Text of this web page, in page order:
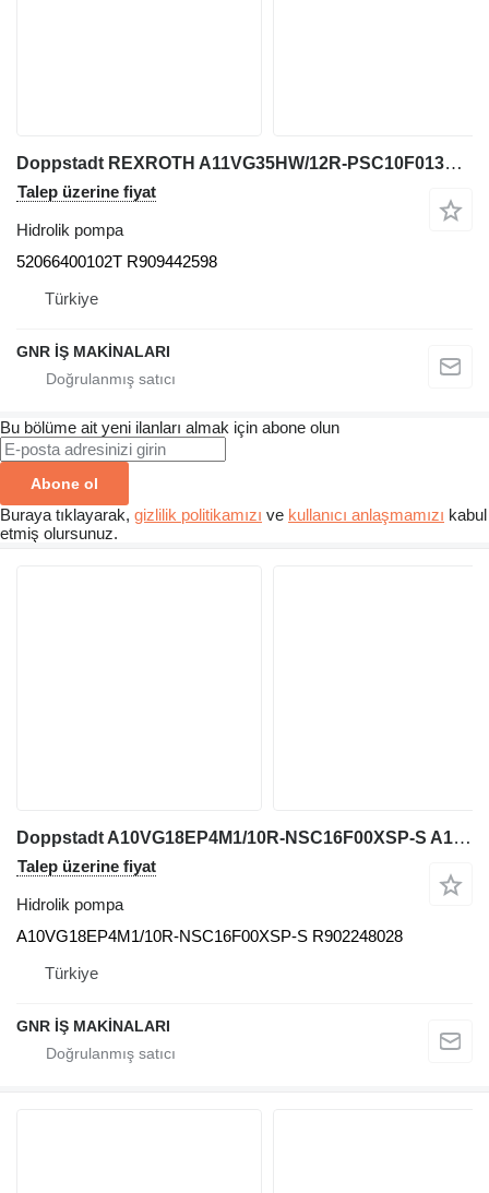
Doppstadt REXROTH A11VG35HW/12R-PSC10F013D 52066400102T R909442598 hidrolik pompa
Talep üzerine fiyat
Hidrolik pompa
52066400102T R909442598
Türkiye
GNR İŞ MAKİNALARI
Bu bölüme ait yeni ilanları almak için abone olun
Abone ol
Buraya tıklayarak, gizlilik politikamızı ve kullanıcı anlaşmamızı kabul
etmiş olursunuz.
Doppstadt A10VG18EP4M1/10R-NSC16F00XSP-S A10VG18EP4M1/10R-NSC16F00XSP-S R902248028 hidrolik pompa
Talep üzerine fiyat
Hidrolik pompa
A10VG18EP4M1/10R-NSC16F00XSP-S R902248028
Türkiye
GNR İŞ MAKİNALARI